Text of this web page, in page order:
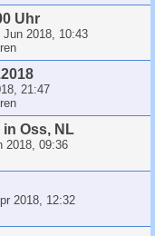
Uhr
Jun 2018, 10:43
21:47
in Oss, NL
2018, 09:36
2018, 12:32